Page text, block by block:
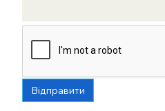
Відправити